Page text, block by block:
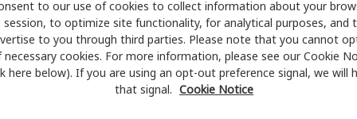
to our use of cookies to collect information about your
session, to optimize site functionality, for analytical purposes, and
to you through third parties. Please note that you cannot
necessary cookies. For more information, please see our Cookie
here below). If you are using an opt-out preference signal, we will
that signal. Cookie Notice
descuentos especiales en audífonos y atención
exámenes con profesionales licenciados para
de su consulta en Miracle-Ear Center, Amplifon Hearing
para reducir sus gastos de bolsillo y de presentar
de atención auditiva y liberarlo de
el seguro y con opciones de pago flexibles cuando